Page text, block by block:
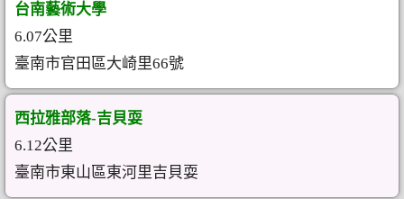
台南藝術大學
6.07公里
臺南市官田區大崎里66號
西拉雅部落-吉貝耍
6.12公里
臺南市東山區東河里吉貝耍